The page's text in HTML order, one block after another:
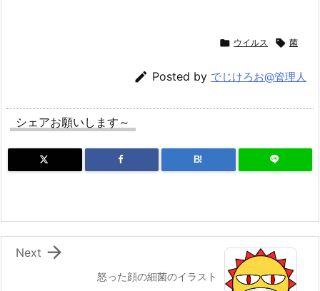
 ウイルス  菌
 Posted by でじけろお@管理人
シェアお願いします～
B!
怒った顔の細菌のイラスト

Next